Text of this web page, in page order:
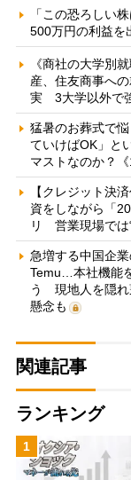
「この恐ろしい
500万円の利益を
《商社の大学別
産、住友商事へ
実 3大学以外で
猛暑のお葬式で
ていけばOK」と
マストなのか？
【クレジット決
資をしながら「
リ 営業現場では
急増する中国企
Temu…本社機能
う 現地人を隠れ
懸念も
関連記事
ランキング
1